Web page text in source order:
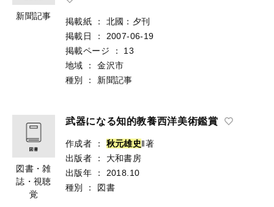
新聞記事
掲載紙 ：
北國：夕刊
掲載日
：
2007-06-19
掲載ページ
：
13
地域
：
金沢市
種別
： 新聞記事
図書・雑
誌・視聴
覚
武器になる知的教養西洋美術鑑賞
作成者 ： 秋元雄史‖著
出版者
：
大和書房
出版年
：
2018.10
種別
： 図書